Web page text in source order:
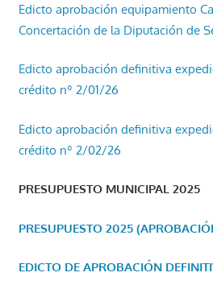
Edicto aprobación equipamiento
Concertación de la Diputación de
Edicto aprobación definitiva
crédito nº 2/01/26
Edicto aprobación definitiva
crédito nº 2/02/26
PRESUPUESTO MUNICIPAL 2025
PRESUPUESTO 2025
EDICTO DE APROBACIÓN